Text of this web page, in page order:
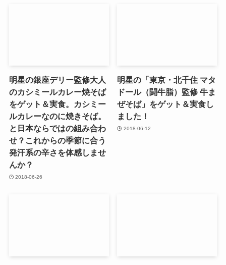
明星の銀座デリー監修大人
のカシミールカレー焼そば
をゲット＆実食。カシミー
ルカレーなのに焼きそば。
と日本ならではの組み合わ
せ？これからの季節に合う
発汗系の辛さを体感しませ
んか？
2018-06-26
明星の「東京・北千住 マタ
ドール（闘牛脂）監修 牛ま
ぜそば」をゲット＆実食し
ました！
2018-06-12